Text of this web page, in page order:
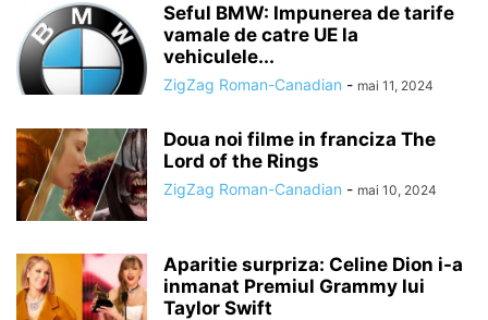
Seful BMW: Impunerea de tarife
vamale de catre UE la
vehiculele...
ZigZag Roman-Canadian - mai 11, 2024
Doua noi filme in franciza The
Lord of the Rings
ZigZag Roman-Canadian - mai 10, 2024
Aparitie surpriza: Celine Dion i-a
inmanat Premiul Grammy lui
Taylor Swift